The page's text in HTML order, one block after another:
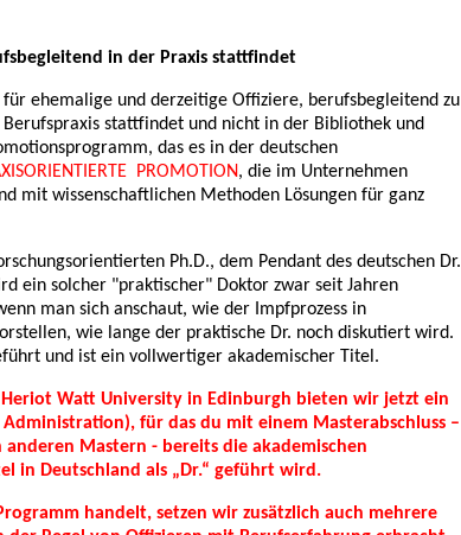
in der Praxis stattfindet
ehemalige und derzeitige Offiziere, berufsbegleitend zu
stattfindet und nicht in der Bibliothek und
das es in der deutschen
PROMOTION, die im Unternehmen
mit wissenschaftlichen Methoden Lösungen für ganz
Ph.D., dem Pendant des deutschen Dr.
ein solcher "praktischer" Doktor zwar seit Jahren
man sich anschaut, wie der Impfprozess in
wie lange der praktische Dr. noch diskutiert wird.
und ist ein vollwertiger akademischer Titel.
Watt University in Edinburgh bieten wir jetzt ein
Administration), für das du mit einem Masterabschluss –
Mastern - bereits die akademischen
in Deutschland als „Dr.“ geführt wird.
handelt, setzen wir zusätzlich auch mehrere